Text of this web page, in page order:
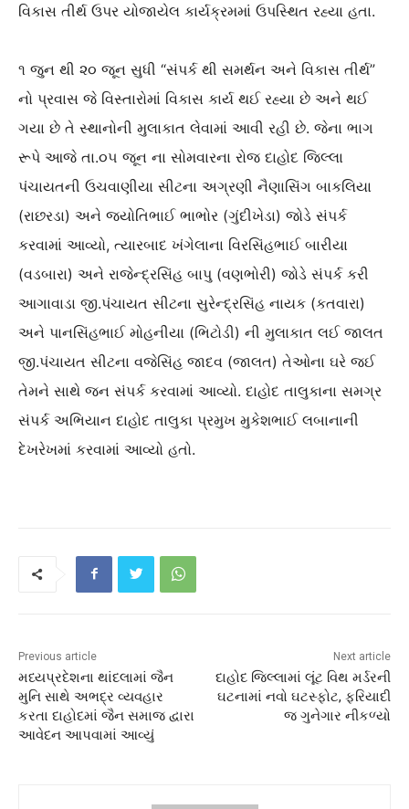
વિકાસ તીર્થ ઉપર યોજાયેલ કાર્યક્રમમાં ઉપસ્થિત રહ્યા હતા.
૧ જુન થી ૨૦ જૂન સુધી “સંપર્ક થી સમર્થન અને વિકાસ તીર્થ”
નો પ્રવાસ જે વિસ્તારોમાં વિકાસ કાર્ય થઈ રહ્યા છે અને થઈ
ગયા છે તે સ્થાનોની મુલાકાત લેવામાં આવી રહી છે. જેના ભાગ
રૂપે આજે તા.૦૫ જૂન ના સોમવારના રોજ દાહોદ જિલ્લા
પંચાયતની ઉચવાણીયા સીટના અગ્રણી નૈણાસિંગ બાકલિયા
(રાછરડા) અને જ્યોતિભાઈ ભાભોર (ગુંદીખેડા) જોડે સંપર્ક
કરવામાં આવ્યો, ત્યારબાદ ખંગેલાના વિરસિંહભાઈ બારીયા
(વડબારા) અને રાજેન્દ્રસિંહ બાપુ (વણભોરી) જોડે સંપર્ક કરી
આગાવાડા જી.પંચાયત સીટના સુરેન્દ્રસિંહ નાયક (કતવારા)
અને પાનસિંહભાઈ મોહનીયા (ભિટોડી) ની મુલાકાત લઈ જાલત
જી.પંચાયત સીટના વજેસિંહ જાદવ (જાલત) તેઓના ઘરે જઈ
તેમને સાથે જન સંપર્ક કરવામાં આવ્યો. દાહોદ તાલુકાના સમગ્ર
સંપર્ક અભિયાન દાહોદ તાલુકા પ્રમુખ મુકેશભાઈ લબાનાની
દેખરેખમાં કરવામાં આવ્યો હતો.
Previous article
મધ્યપ્રદેશના થાંદલામાં જૈન
મુનિ સાથે અભદ્ર વ્યવહાર
કરતા દાહોદમાં જૈન સમાજ દ્વારા
આવેદન આપવામાં આવ્યું
Next article
દાહોદ જિલ્લામાં લૂંટ વિથ મર્ડરની
ઘટનામાં નવો ઘટસ્ફોટ, ફરિયાદી
જ ગુનેગાર નીકળ્યો